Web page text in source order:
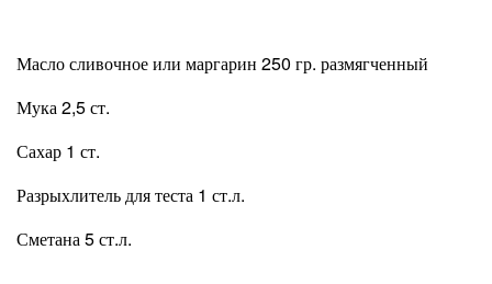
Масло сливочное или маргарин 250 гр. размягченный
Мука 2,5 ст.
Сахар 1 ст.
Разрыхлитель для теста 1 ст.л.
Сметана 5 ст.л.